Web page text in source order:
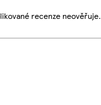
recenze neověřuje.